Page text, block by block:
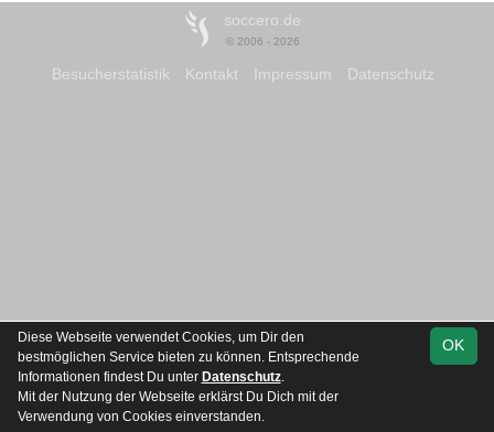
soccero.de
© 2006 - 2026
Besucherstatistik Kontakt Impressum Datenschutz
OK
Diese Webseite verwendet Cookies, um Dir den
bestmöglichen Service bieten zu können. Entsprechende
Informationen findest Du unter Datenschutz.
Mit der Nutzung der Webseite erklärst Du Dich mit der
Verwendung von Cookies einverstanden.